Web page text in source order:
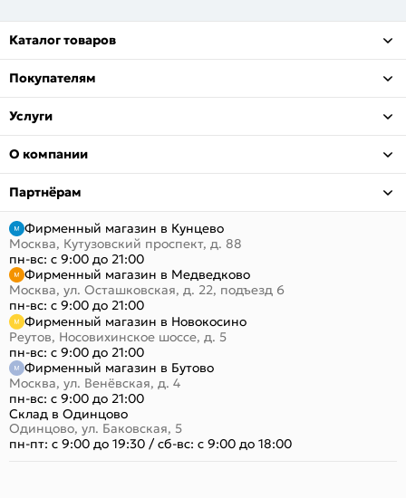
Каталог товаров
Покупателям
Услуги
О компании
Партнёрам
Фирменный магазин в Кунцево
Москва, Кутузовский проспект, д. 88
пн-вс: с 9:00 до 21:00
Фирменный магазин в Медведково
Москва, ул. Осташковская, д. 22, подъезд 6
пн-вс: с 9:00 до 21:00
Фирменный магазин в Новокосино
Реутов, Носовихинское шоссе, д. 5
пн-вс: с 9:00 до 21:00
Фирменный магазин в Бутово
Москва, ул. Венёвская, д. 4
пн-вс: с 9:00 до 21:00
Склад в Одинцово
Одинцово, ул. Баковская, 5
пн-пт: с 9:00 до 19:30 /сб-вс: с 9:00 до 18:00